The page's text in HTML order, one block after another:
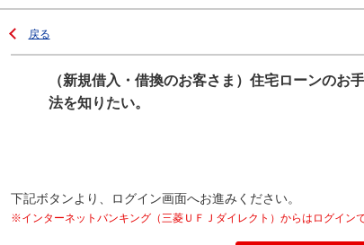
戻る
（新規借入・借換のお客さま）住宅ローンのお
法を知りたい。
下記ボタンより、ログイン画面へお進みください。
※インターネットバンキング（三菱ＵＦＪダイレクト）からはログインで